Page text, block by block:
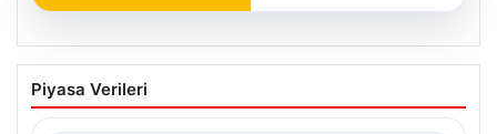
04.08.2026
Premier Lig ekibi 50 milyon Euro ödeyip
Madrid’den aldı!
Piyasa Verileri